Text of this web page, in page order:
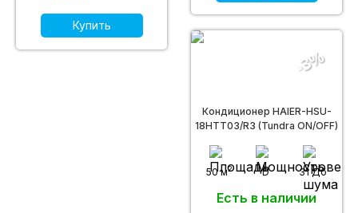
Купить
Кондиционер HAIER-HSU-
18HTT03/R3 (Tundra ON/OFF)
50 м2 D 31 Дб
Есть в наличии
-3%